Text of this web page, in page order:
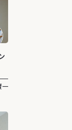
一